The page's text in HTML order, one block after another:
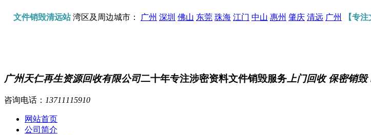
文件销毁清远站湾区及周边城市： 广州 深圳 佛山 东莞 珠海 江门 中山 惠州 肇庆 清远 广州 【专
广州天仁再生资源回收有限公司二十年专注涉密资料文件销毁服务 上门回收 保密销
咨询电话： 13711115910
网站首页
公司简介